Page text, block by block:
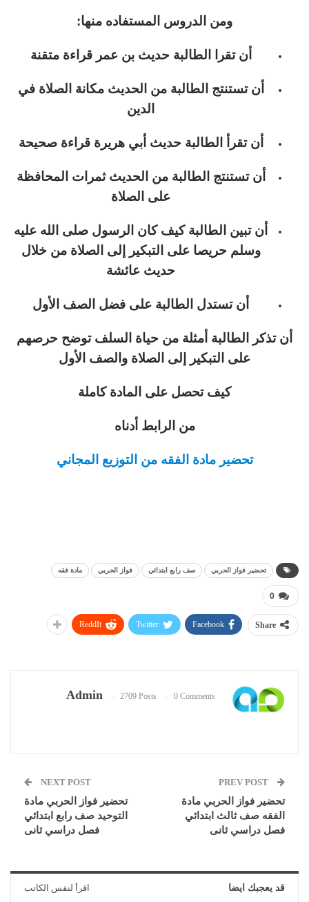
ومن الدروس المستفاده منها:
أن تقرا الطالبة حديث بن عمر قراءة متقنة
أن تستنتج الطالبة من الحديث مكانة الصلاة في
الدين
أن تقرأ الطالبة حديث أبي هريرة قراءة صحيحة
أن تستنتج الطالبة من الحديث ثمرات المحافظة
على الصلاة
أن تبين الطالبة كيف كان الرسول صلى الله عليه
وسلم حريصا على التبكير إلى الصلاة من خلال
حديث عائشة
أن تستدل الطالبة على فضل الصف الأول
أن تذكر الطالبة أمثلة من حياة السلف توضح حرصهم
على التبكير إلى الصلاة والصف الأول
كيف تحصل على المادة كاملة
من الرابط أدناه
تحضير مادة الفقه من التوزيع المجاني
تحضير فواز الحربي صف رابع ابتدائي فواز الحربي مادة فقه
0
Share
Facebook
Twitter
ReddIt
Admin 2709 Posts 0 Comments
تحضير فواز الحربي مادة
الفقه صف ثالث ابتدائي
فصل دراسي ثانى
NEXT POST
تحضير فواز الحربي مادة
التوحيد صف رابع ابتدائي
فصل دراسي ثانى
قد يعجبك ايضا اقرأ لنفس الكاتب